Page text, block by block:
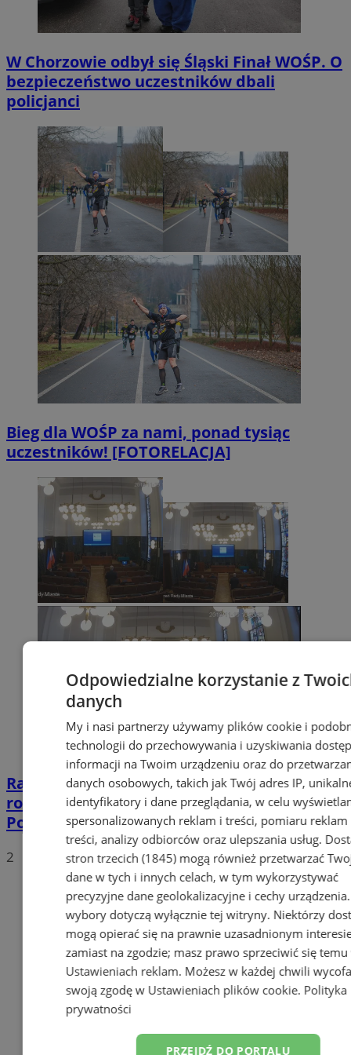
W Chorzowie odbył się Śląski Finał WOŚP. O
bezpieczeństwo uczestników dbali
policjanci
Bieg dla WOŚP za nami, ponad tysiąc
uczestników! [FOTORELACJA]
Radni zadecydowali. W Chorzowie będzie
rondo „Wielkiej Orkiestry Świątecznej
Pomocy”
2
Odpowiedzialne korzystanie z
danych
My i nasi partnerzy używamy plików cookie i
technologii do przechowywania i uzyskiwania
informacji na Twoim urządzeniu oraz do
danych osobowych, takich jak Twój adres IP,
identyfikatory i dane przeglądania, w celu
spersonalizowanych reklam i treści, pomiaru reklam
treści, analizy odbiorców oraz ulepszania usług.
stron trzecich (1845)mogą również przetwarzać
dane w tych i innych celach, w tym wykorzystywać
precyzyjne dane geolokalizacyjne i cechy
wybory dotyczą wyłącznie tej witryny. Niektórzy
mogą opierać się na prawnie uzasadnionym
zamiast na zgodzie; masz prawo sprzeciwić się temu
Ustawieniach reklam. Możesz w każdej chwili
swoją zgodę w Ustawieniach plików cookie. Polityka
prywatności
PRZEJDŹ DO PORTALU